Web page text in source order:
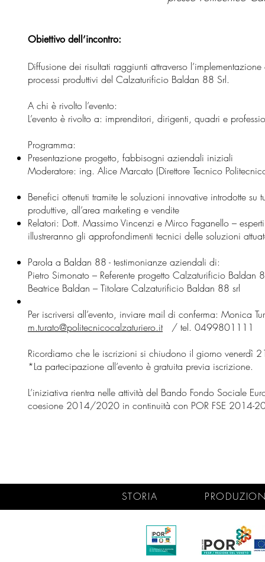
Obiettivo dell’incontro:
Diffusione dei risultati raggiunti attraverso
processi produttivi del Calzaturificio Baldan 88 Srl.
A chi è rivolto l’evento:
L’evento è rivolto a: imprenditori, dirigenti, quadri e
Programma:
Presentazione progetto, fabbisogni aziendali iniziali
Moderatore: ing. Alice Marcato (Direttore Tecnico
Benefici ottenuti tramite le soluzioni innovative introdotte
produttive, all’area marketing e vendite
Relatori: Dott. Massimo Vincenzi e Mirco Faganello –
illustreranno gli approfondimenti tecnici delle soluzioni
Parola a Baldan 88 - testimonianze aziendali di:
Pietro Simonato – Referente progetto Calzaturificio Baldan
Beatrice Baldan – Titolare Calzaturificio Baldan 88 srl
Per iscriversi all’evento, inviare mail di conferma: Monica
m.turato@politecnicocalzaturiero.it/ tel. 0499801111
Ricordiamo che le iscrizioni si chiudono il giorno
*La partecipazione all’evento è gratuita previa iscrizione.
L’iniziativa rientra nelle attività del Bando Fondo
coesione 2014/2020 in continuità con POR FSE 2014-
STORIA